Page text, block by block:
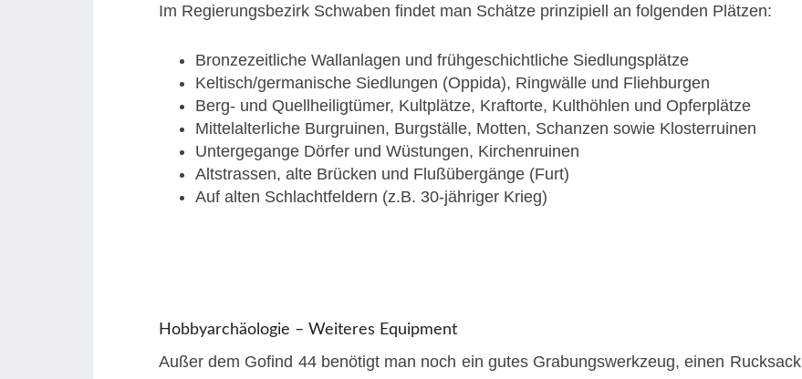
Im Regierungsbezirk Schwaben findet man Schätze prinzipiell an folgenden Plätzen:
Bronzezeitliche Wallanlagen und frühgeschichtliche Siedlungsplätze
Keltisch/germanische Siedlungen (Oppida), Ringwälle und Fliehburgen
Berg- und Quellheiligtümer, Kultplätze, Kraftorte, Kulthöhlen und Opferplätze
Mittelalterliche Burgruinen, Burgställe, Motten, Schanzen sowie Klosterruinen
Untergegange Dörfer und Wüstungen, Kirchenruinen
Altstrassen, alte Brücken und Flußübergänge (Furt)
Auf alten Schlachtfeldern (z.B. 30-jähriger Krieg)
Hobbyarchäologie – Weiteres Equipment
Außer dem Gofind 44 benötigt man noch ein gutes Grabungswerkzeug, einen Rucksack